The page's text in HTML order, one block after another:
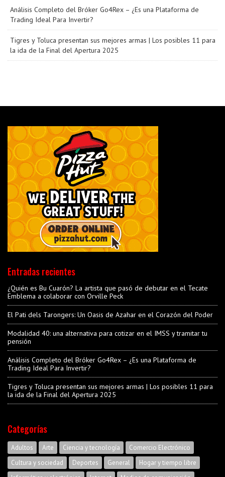
Análisis Completo del Bróker Go4Rex – ¿Es una Plataforma de
Trading Ideal Para Invertir?
Tigres y Toluca presentan sus mejores armas | Los posibles 11 para
la ida de la Final del Apertura 2025
Entradas recientes
¿Quién es Bu Cuarón? La artista que pasó de debutar en el Tecate
Emblema a colaborar con Orville Peck
El Pati dels Tarongers: Un Oasis de Azahar en el Corazón del Poder
Modalidad 40: una alternativa para cotizar en el IMSS y tramitar tu
pensión
Análisis Completo del Bróker Go4Rex – ¿Es una Plataforma de
Trading Ideal Para Invertir?
Tigres y Toluca presentan sus mejores armas | Los posibles 11 para
la ida de la Final del Apertura 2025
Categorías
Adultos Arte Ciencia y tecnología
Comercio Electrónico
Cultura y sociedad
Deportes General
Hogar y tiempo libre